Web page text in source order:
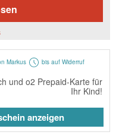
Markus bis auf Widerruf
und o2 Prepaid-Karte für
Ihr Kind!
anzeigen